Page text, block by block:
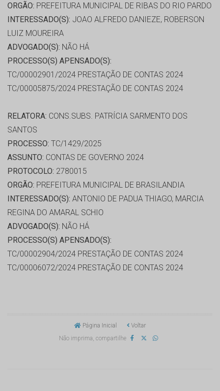
ORGÃO: PREFEITURA MUNICIPAL DE RIBAS DO RIO PARDO
INTERESSADO(S): JOAO ALFREDO DANIEZE, ROBERSON
LUIZ MOUREIRA
ADVOGADO(S): NÃO HÁ
PROCESSO(S) APENSADO(S):
TC/00002901/2024 PRESTAÇÃO DE CONTAS 2024
TC/00005875/2024 PRESTAÇÃO DE CONTAS 2024
RELATORA: CONS.SUBS. PATRÍCIA SARMENTO DOS
SANTOS
PROCESSO: TC/1429/2025
ASSUNTO: CONTAS DE GOVERNO 2024
PROTOCOLO: 2780015
ORGÃO: PREFEITURA MUNICIPAL DE BRASILANDIA
INTERESSADO(S): ANTONIO DE PADUA THIAGO, MARCIA
REGINA DO AMARAL SCHIO
ADVOGADO(S): NÃO HÁ
PROCESSO(S) APENSADO(S):
TC/00002904/2024 PRESTAÇÃO DE CONTAS 2024
TC/00006072/2024 PRESTAÇÃO DE CONTAS 2024
Página Inicial
Voltar
Não imprima, compartilhe